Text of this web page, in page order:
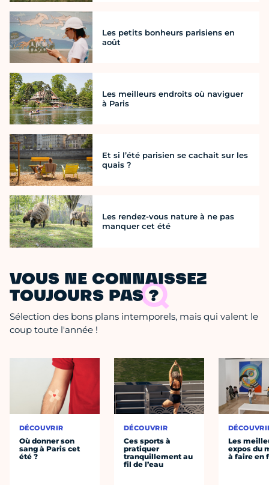
Les petits bonheurs parisiens en
août
Les meilleurs endroits où naviguer
à Paris
Et si l’été parisien se cachait sur les
quais ?
Les rendez-vous nature à ne pas
manquer cet été
VOUS NE CONNAISSEZ
TOUJOURS PAS ?
Sélection des bons plans intemporels, mais qui valent le
coup toute l'année !
DÉCOUVRIR
Où donner son
sang à Paris cet
été ?
DÉCOUVRIR
Ces sports à
pratiquer
tranquillement au
fil de l’eau
Les
expos du
à faire en